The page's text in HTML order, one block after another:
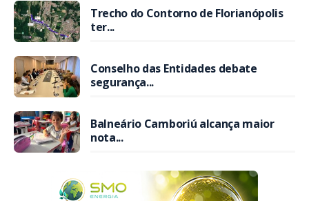
Trecho do Contorno de Florianópolis
ter...
Conselho das Entidades debate
segurança...
Balneário Camboriú alcança maior
nota...